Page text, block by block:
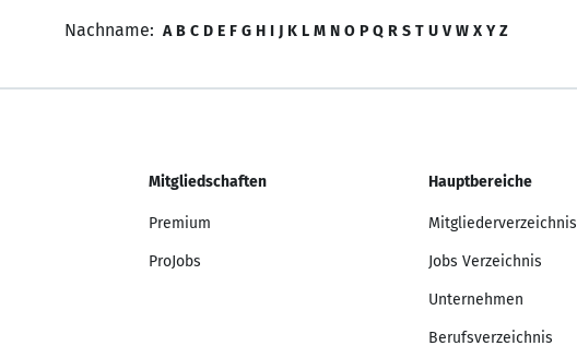
Nachname: A B C D E F G H I J K L M N O P Q R S T U V W X Y Z
Mitgliedschaften
Premium
ProJobs
Hauptbereiche
Mitgliederverzeichnis
Jobs Verzeichnis
Unternehmen
Berufsverzeichnis